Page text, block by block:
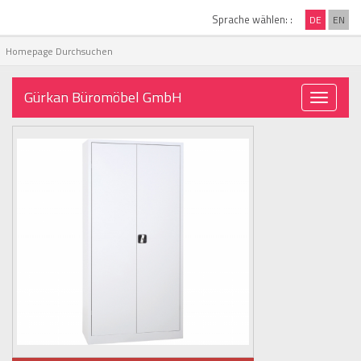
Sprache wählen: : DE EN
Toggle
Gürkan Büromöbel GmbH